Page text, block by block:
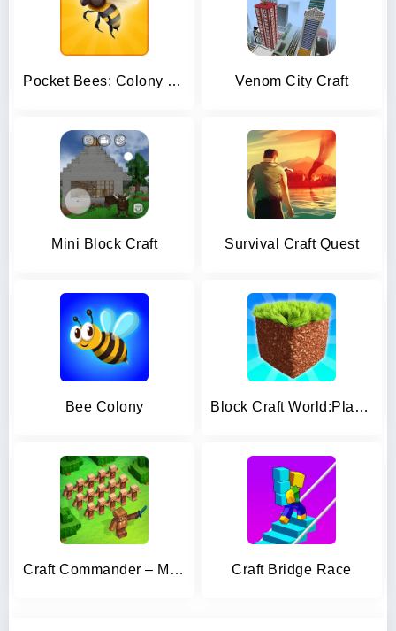
Pocket Bees: Colony Simulator Venom City Craft
Mini Block Craft Survival Craft Quest
Bee Colony Block Craft World:Planet Craft
Craft Commander – Mine & Build Craft Bridge Race